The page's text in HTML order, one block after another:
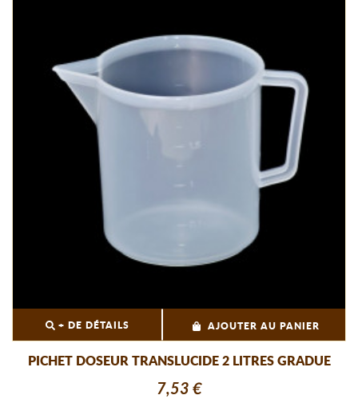
+ DE DÉTAILS AJOUTER AU PANIER
PICHET DOSEUR TRANSLUCIDE 2 LITRES GRADUE
7,53 €